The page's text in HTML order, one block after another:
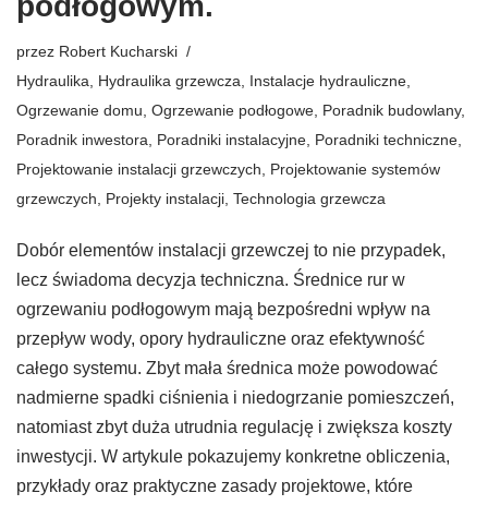
przez Robert Kucharski
Hydraulika, Hydraulika grzewcza, Instalacje hydrauliczne,
Ogrzewanie domu, Ogrzewanie podłogowe, Poradnik budowlany,
Poradnik inwestora, Poradniki instalacyjne, Poradniki techniczne,
Projektowanie instalacji grzewczych, Projektowanie systemów
grzewczych, Projekty instalacji, Technologia grzewcza
Dobór elementów instalacji grzewczej to nie przypadek,
lecz świadoma decyzja techniczna. Średnice rur w
ogrzewaniu podłogowym mają bezpośredni wpływ na
przepływ wody, opory hydrauliczne oraz efektywność
całego systemu. Zbyt mała średnica może powodować
nadmierne spadki ciśnienia i niedogrzanie pomieszczeń,
natomiast zbyt duża utrudnia regulację i zwiększa koszty
inwestycji. W artykule pokazujemy konkretne obliczenia,
przykłady oraz praktyczne zasady projektowe, które